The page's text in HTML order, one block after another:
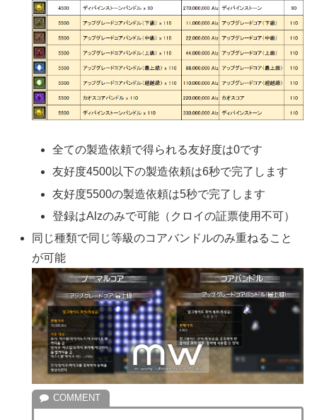
全ての製造依頼で得られる友好度は0です
友好度4500以下の製造依頼は6秒で完了します
友好度5500の製造依頼は5秒で完了します
登録はAlzのみで可能（クロイの証票使用不可）
同じ種類で同じ等級のコアバンドルのみ重ねること
が可能